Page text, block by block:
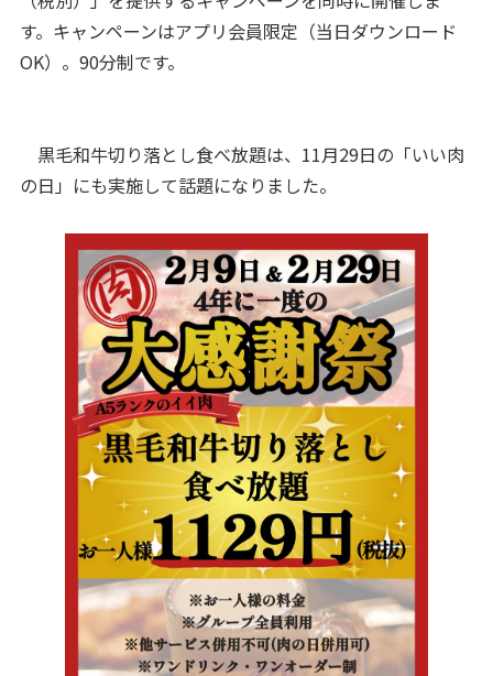
す。キャンペーンはアプリ会員限定（当日ダウンロード
OK）。90分制です。
黒毛和牛切り落とし食べ放題は、​​11月29日の「いい肉
の日」にも実施して話題になりました。